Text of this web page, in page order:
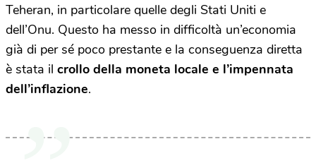
Teheran, in particolare quelle degli Stati Uniti e
dell’Onu. Questo ha messo in difficoltà un’economia
già di per sé poco prestante e la conseguenza diretta
è stata il crollo della moneta locale e l’impennata
dell’inflazione.